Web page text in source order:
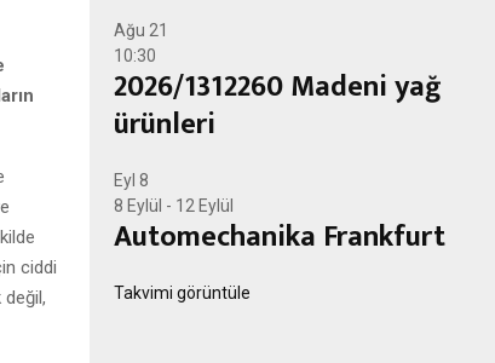
ciddi
değil,
Ağu 21
10:30
2026/1312260 Madeni yağ
ürünleri
Eyl 8
8 Eylül - 12 Eylül
Automechanika Frankfurt
Takvimi görüntüle